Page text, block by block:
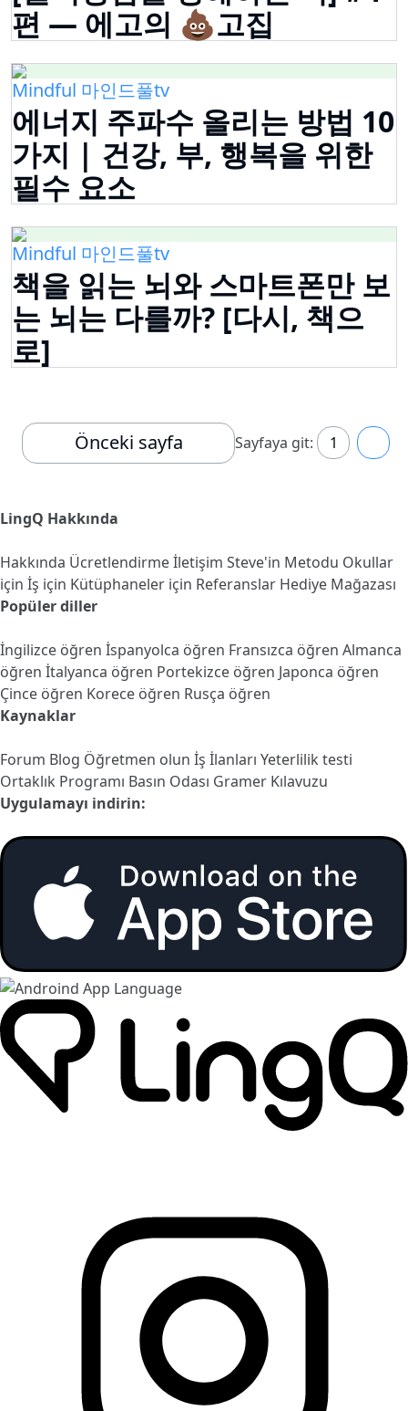
편 — 에고의 💩고집
Mindful 마인드풀tv
에너지 주파수 올리는 방법 10
가지 | 건강, 부, 행복을 위한
필수 요소
Mindful 마인드풀tv
책을 읽는 뇌와 스마트폰만 보
는 뇌는 다를까? [다시, 책으
로]
Önceki sayfa Sayfaya git: 1
LingQ Hakkında
Hakkında Ücretlendirmeİletişim Steve'in Metodu Okullar
için İş için Kütüphaneler için Referanslar Hediye Mağazası
Popüler diller
İngilizce öğren İspanyolca öğren Fransızca öğren Almanca
öğren İtalyanca öğren Portekizce öğren Japonca öğren
Çince öğren Korece öğren Rusça öğren
Kaynaklar
Forum Blog Öğretmen olun İş İlanları Yeterlilik testi
Ortaklık Programı Basın Odası Gramer Kılavuzu
Uygulamayı indirin: